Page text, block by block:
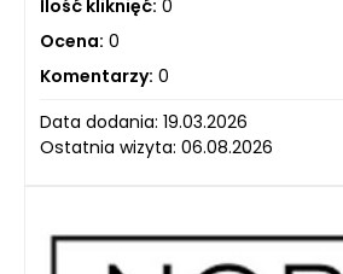
Ilość kliknięć: 0
Ocena: 0
Komentarzy: 0
Data dodania: 19.03.2026
Ostatnia wizyta: 06.08.2026